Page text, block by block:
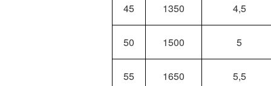
45 1350 4,5
50 1500 5
55 1650 5,5